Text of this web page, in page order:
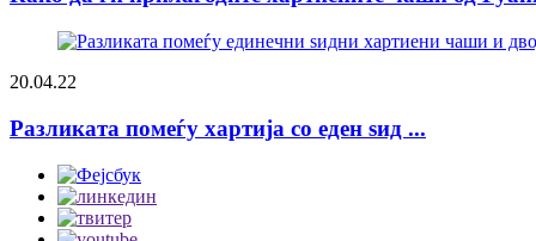
20.04.22
Разликата помеѓу хартија со еден ѕид ...